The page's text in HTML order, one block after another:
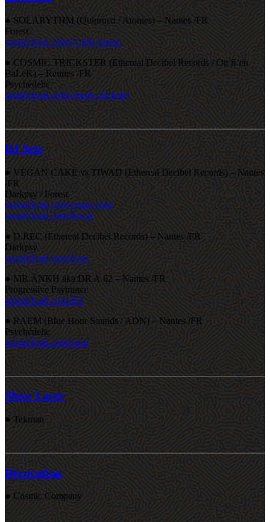
● SOLARYTHM (Quiproco / Atomes) – Nantes /FR
Forest
soundcloud.com/j-r-mie-kagan
● COSMIC TRICKSTER (Ethereal Decibel Records / On S’en
BaLeK) – Rennes /FR
Psychédelic
soundcloud.com/cosmic-trickster
DJ Sets
● VEGAN CAKE vs TIWAD (Ethereal Decibel Records) – Nantes
/FR
Darkpsy / Forest
soundcloud.com/vegan-cake
soundcloud.com/dawaj
● D.REC (Ethereal Decibel Records) – Nantes /FR
Darkpsy
soundcloud.com/d-rec
● MR.ÄNKH aka DR A.62 – Nantes /FR
Progressive Psytrance
soundcloud.com/a62
● RAEM (Blue Hour Sounds / ADN) – Nantes /FR
Psychédelic
soundcloud.com/raem
Show Laser
● Tekman
Décoration
● Cosmic Company